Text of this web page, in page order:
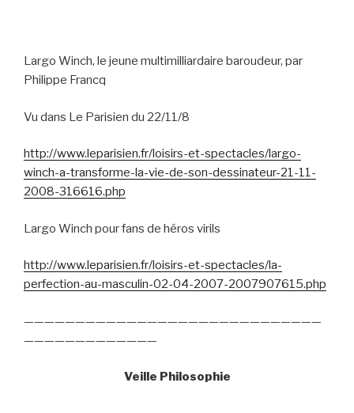
Largo Winch, le jeune multimilliardaire baroudeur, par
Philippe Francq
Vu dans Le Parisien du 22/11/8
http://www.leparisien.fr/loisirs-et-spectacles/largo-
winch-a-transforme-la-vie-de-son-dessinateur-21-11-
2008-316616.php
Largo Winch pour fans de héros virils
http://www.leparisien.fr/loisirs-et-spectacles/la-
perfection-au-masculin-02-04-2007-2007907615.php
—————————————————————————————
—————————————
Veille Philosophie